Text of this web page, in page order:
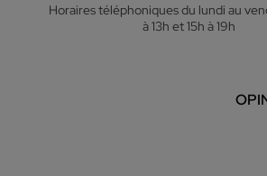
Horaires téléphoniques du lundi au
à 13h et 15h à 19h